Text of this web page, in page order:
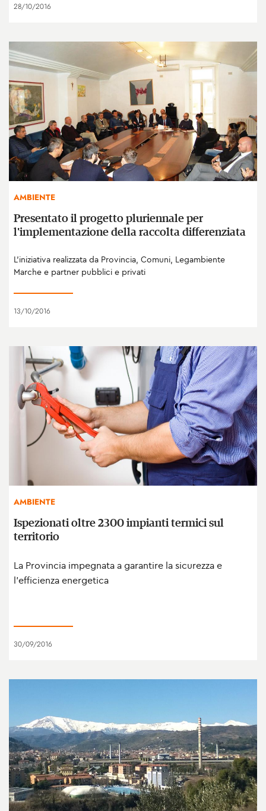
28/10/2016
AMBIENTE
Presentato il progetto pluriennale per
l'implementazione della raccolta differenziata
L'iniziativa realizzata da Provincia, Comuni, Legambiente
Marche e partner pubblici e privati
13/10/2016
AMBIENTE
Ispezionati oltre 2300 impianti termici sul
territorio
La Provincia impegnata a garantire la sicurezza e
l'efficienza energetica
30/09/2016